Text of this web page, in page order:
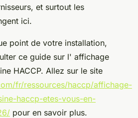
et surtout les
ici.
point de votre installation,
ce guide sur l' affichage
HACCP. Allez sur le site
fr/ressources/haccp/affichage-
haccp-etes-vous-en-
pour en savoir plus.